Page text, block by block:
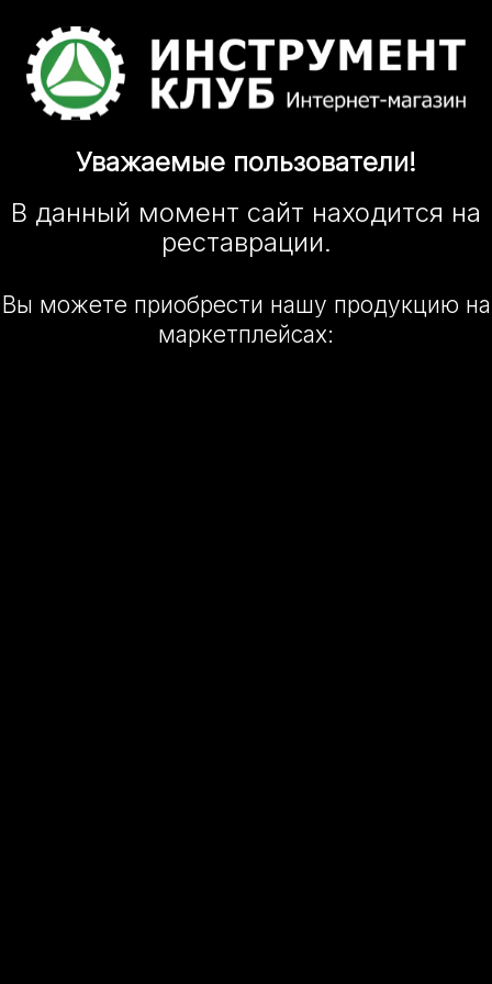
Уважаемые пользователи!
В данный момент сайт находится на
реставрации.
Вы можете приобрести нашу продукцию на
маркетплейсах: